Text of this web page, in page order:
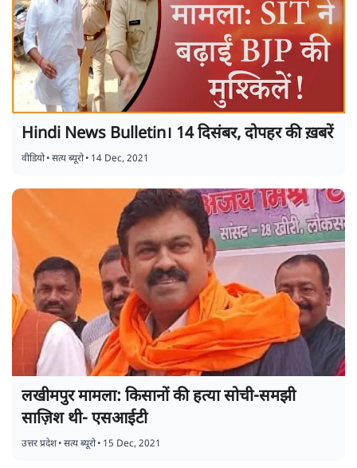
Hindi News Bulletin। 14 दिसंबर, दोपहर की ख़बरें
वीडियो•सत्य ब्यूरो• 14 Dec, 2021
लखीमपुर मामला: किसानों की हत्या सोची-समझी
साज़िश थी- एसआईटी
उत्तर प्रदेश•सत्य ब्यूरो• 15 Dec, 2021